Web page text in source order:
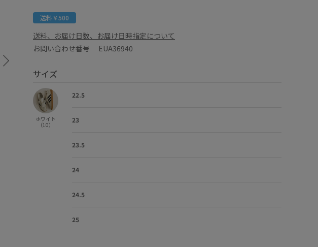
送料￥500
送料、お届け日数、お届け日時指定について
お問い合わせ番号 EUA36940
サイズ
ホワイト
（10）
22.5
23
23.5
24
24.5
25